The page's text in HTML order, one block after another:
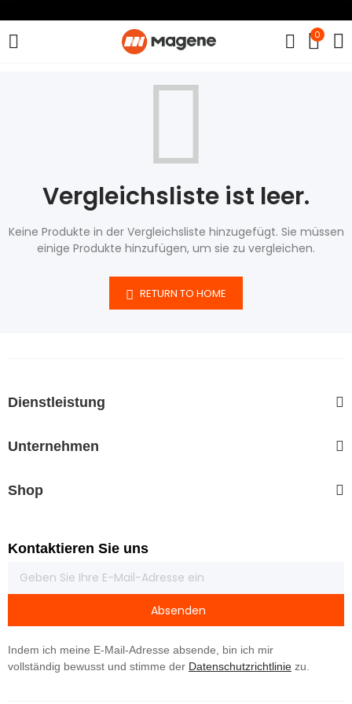
0
Vergleichsliste ist leer.
Keine Produkte in der Vergleichsliste hinzugefügt. Sie müssen
einige Produkte hinzufügen, um sie zu vergleichen.
RETURN TO HOME
Dienstleistung
Unternehmen
Shop
Kontaktieren Sie uns
Absenden
Indem ich meine E-Mail-Adresse absende, bin ich mir
vollständig bewusst und stimme der Datenschutzrichtlinie zu.